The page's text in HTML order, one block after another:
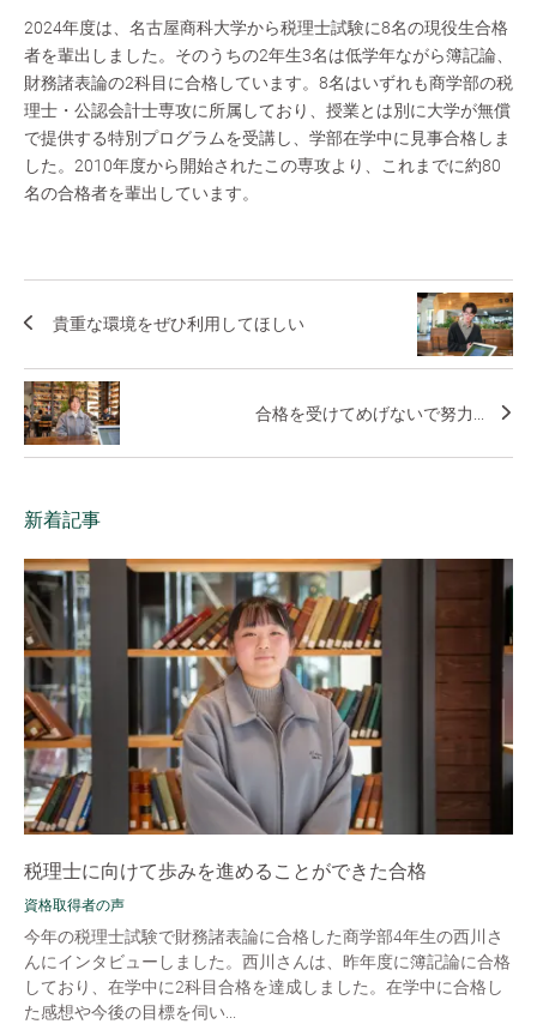
2024年度は、名古屋商科大学から税理士試験に8名の現役生合格
者を輩出しました。そのうちの2年生3名は低学年ながら簿記論、
財務諸表論の2科目に合格しています。8名はいずれも商学部の税
理士・公認会計士専攻に所属しており、授業とは別に大学が無償
で提供する特別プログラムを受講し、学部在学中に見事合格しま
した。2010年度から開始されたこの専攻より、これまでに約80
名の合格者を輩出しています。
貴重な環境をぜひ利用してほしい
合格を受けてめげないで努力...
新着記事
税理士に向けて歩みを進めることができた合格
資格取得者の声
今年の税理士試験で財務諸表論に合格した商学部4年生の西川さ
んにインタビューしました。西川さんは、昨年度に簿記論に合格
しており、在学中に2科目合格を達成しました。在学中に合格し
た感想や今後の目標を伺い...